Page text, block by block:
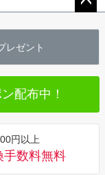
へ
レゼント
配布中！
円以上
手数料無料